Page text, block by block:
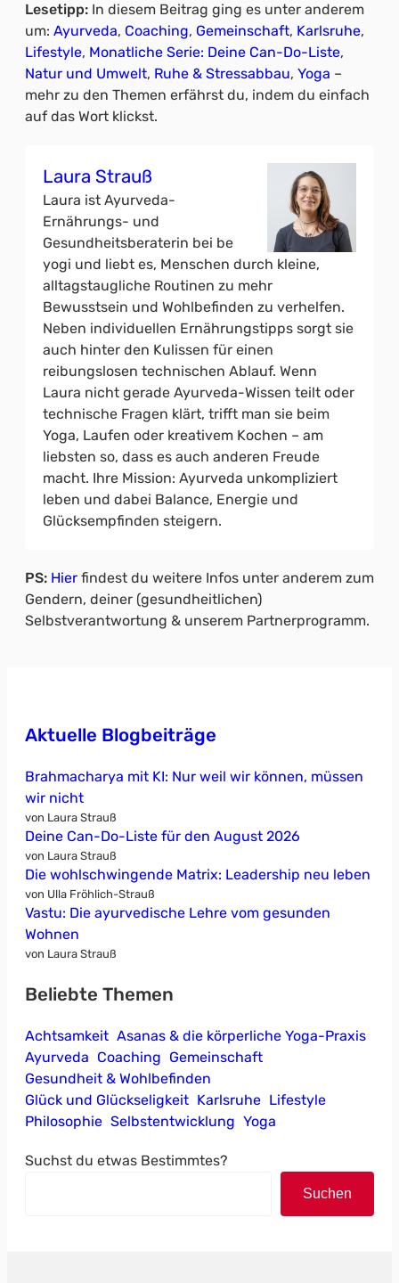
Lesetipp: In diesem Beitrag ging es unter anderem
um: Ayurveda, Coaching, Gemeinschaft, Karlsruhe
Lifestyle, Monatliche Serie: Deine Can-Do-Liste
Natur und Umwelt, Ruhe & Stressabbau, Yoga –
mehr zu den Themen erfährst du, indem du einfach
auf das Wort klickst.
Laura Strauß
Laura ist Ayurveda-
Ernährungs- und
Gesundheitsberaterin bei be
yogi und liebt es, Menschen durch kleine,
alltagstaugliche Routinen zu mehr
Bewusstsein und Wohlbefinden zu verhelfen.
Neben individuellen Ernährungstipps sorgt sie
auch hinter den Kulissen für einen
reibungslosen technischen Ablauf. Wenn
Laura nicht gerade Ayurveda-Wissen teilt oder
technische Fragen klärt, trifft man sie beim
Yoga, Laufen oder kreativem Kochen – am
liebsten so, dass es auch anderen Freude
macht. Ihre Mission: Ayurveda unkompliziert
leben und dabei Balance, Energie und
Glücksempfinden steigern.
PS: Hier findest du weitere Infos unter anderem zum
Gendern, deiner (gesundheitlichen)
Selbstverantwortung & unserem Partnerprogramm.
Aktuelle Blogbeiträge
Brahmacharya mit KI: Nur weil wir können, müssen
wir nicht
von Laura Strauß
Deine Can-Do-Liste für den August 2026
von Laura Strauß
Die wohlschwingende Matrix: Leadership neu leben
von Ulla Fröhlich-Strauß
Vastu: Die ayurvedische Lehre vom gesunden
Wohnen
von Laura Strauß
Beliebte Themen
Achtsamkeit Asanas & die körperliche Yoga-Praxis
Ayurveda Coaching Gemeinschaft
Gesundheit & Wohlbefinden
Glück und Glückseligkeit Karlsruhe Lifestyle
Philosophie Selbstentwicklung Yoga
Suchst du etwas Bestimmtes?
Suchen